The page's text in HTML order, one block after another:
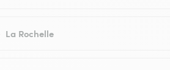
La Rochelle